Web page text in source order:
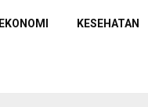
EKONOMI KESEHATAN